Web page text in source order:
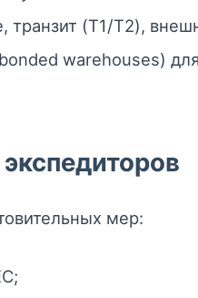
(T1/T2),
warehouses)
мер: